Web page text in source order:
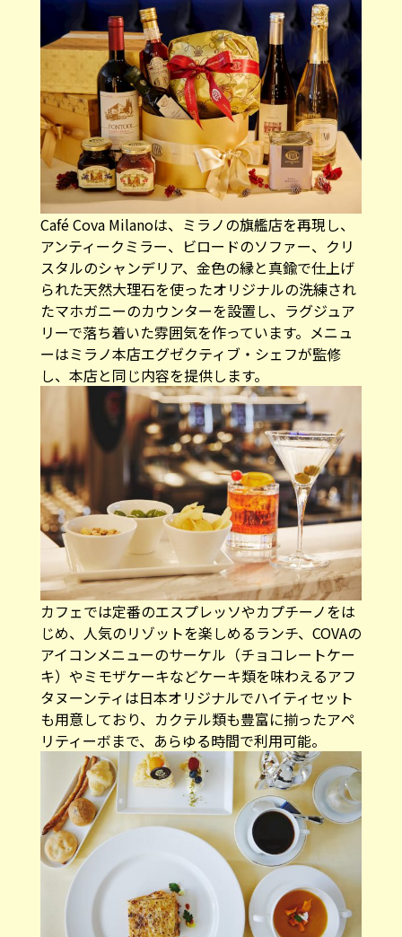
Café Cova Milanoは、ミラノの旗艦店を再現し、
アンティークミラー、ビロードのソファー、クリ
スタルのシャンデリア、金色の縁と真鍮で仕上げ
られた天然大理石を使ったオリジナルの洗練され
たマホガニーのカウンターを設置し、ラグジュア
リーで落ち着いた雰囲気を作っています。メニュ
ーはミラノ本店エグゼクティブ・シェフが監修
し、本店と同じ内容を提供します。
カフェでは定番のエスプレッソやカプチーノをは
じめ、人気のリゾットを楽しめるランチ、COVAの
アイコンメニューのサーケル（チョコレートケー
キ）やミモザケーキなどケーキ類を味わえるアフ
タヌーンティは日本オリジナルでハイティセット
も用意しており、カクテル類も豊富に揃ったアペ
リティーボまで、あらゆる時間で利用可能。